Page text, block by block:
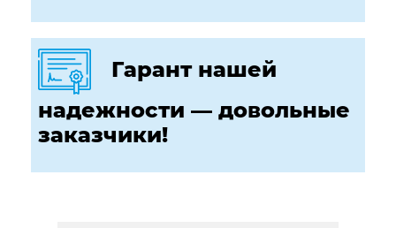
Гарант нашей
надежности — довольные
заказчики!